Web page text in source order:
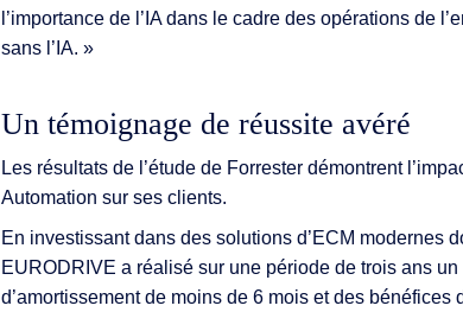
l’importance de l’IA dans le cadre des opérations de
sans l’IA. »
Un témoignage de réussite avéré
Les résultats de l’étude de Forrester démontrent
Automation sur ses clients.
En investissant dans des solutions d’ECM modernes
EURODRIVE a réalisé sur une période de trois ans
d’amortissement de moins de 6 mois et des